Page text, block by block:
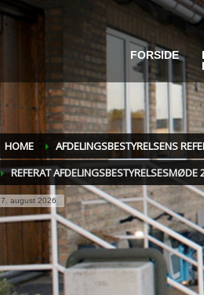
FORSIDE
HOME
AFDELINGSBESTYRELSENS
REFERAT AFDELINGSBESTYRELSESMØDE
7. august 2026